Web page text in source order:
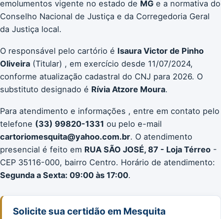
emolumentos vigente no estado de MG e a normativa do
Conselho Nacional de Justiça e da Corregedoria Geral
da Justiça local.
O responsável pelo cartório é Isaura Victor de Pinho
Oliveira (Titular) , em exercício desde 11/07/2024,
conforme atualização cadastral do CNJ para 2026. O
substituto designado é Rívia Atzore Moura.
Para atendimento e informações , entre em contato pelo
telefone (33) 99820-1331 ou pelo e-mail
cartoriomesquita@yahoo.com.br. O atendimento
presencial é feito em RUA SÃO JOSÉ, 87 - Loja Térreo -
CEP 35116-000, bairro Centro. Horário de atendimento:
Segunda a Sexta: 09:00 às 17:00.
Solicite sua certidão em Mesquita